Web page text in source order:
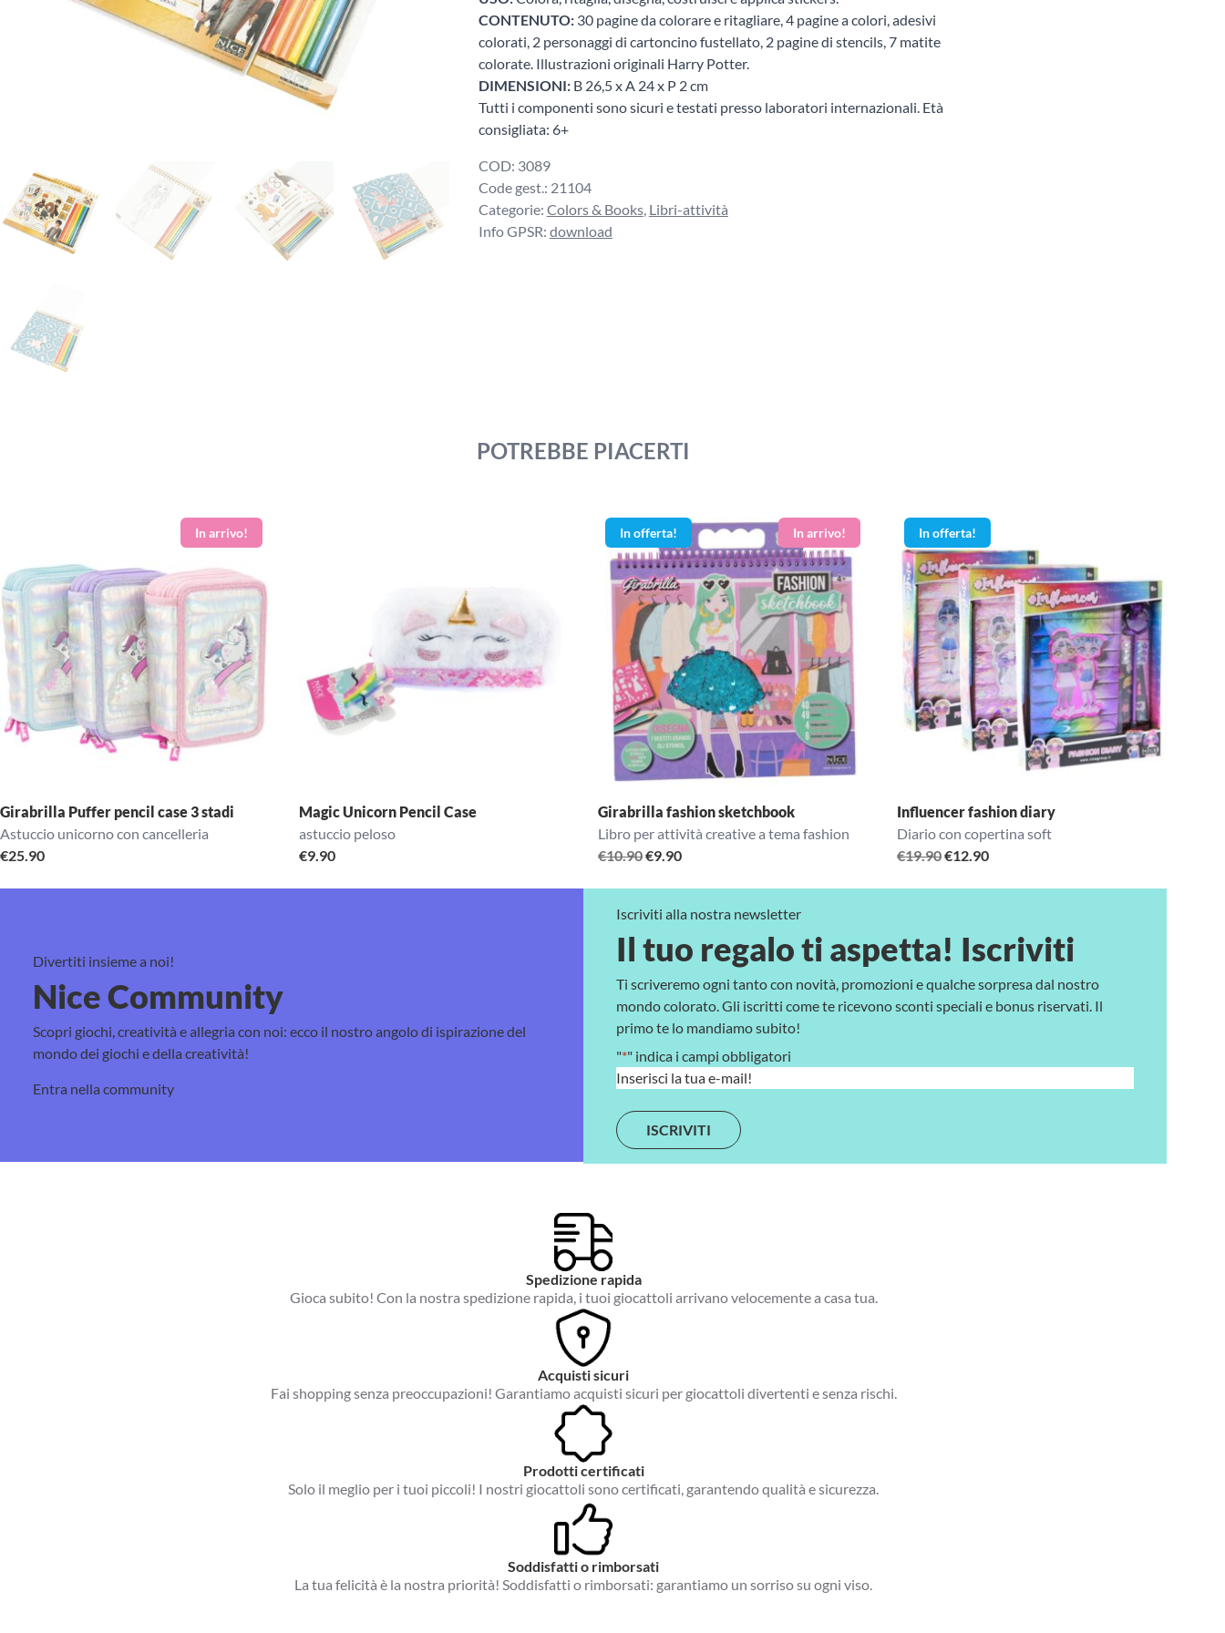
CONTENUTO:30 pagine da colorare e ritagliare, 4 pagine a colori, adesivi
colorati, 2 personaggi di cartoncino fustellato, 2 pagine di stencils, 7 matite
colorate. Illustrazioni originali Harry Potter.
DIMENSIONI:B 26,5 x A 24 x P 2 cm
Tutti i componenti sono sicuri e testati presso laboratori internazionali. Età
consigliata: 6+
COD: 3089
Code gest.: 21104
Categorie: Colors & Books, Libri-attività
Info GPSR: download
POTREBBE PIACERTI
Girabrilla Puffer pencil case 3 stadi
Astuccio unicorno con cancelleria
€25.90
Magic Unicorn Pencil Case
astuccio peloso
€9.90
In offerta!
Girabrilla fashion sketchbook
Libro per attività creative a tema fashion
€10.90Il
era:
€10.90.
€9.90Il
è:
€9.90.
In offerta!
Influencer fashion diary
Diario con copertina soft
€19.90Il
€19.90.
€12.90Il
€12.90.
Divertiti insieme a noi!
Nice Community
Scopri giochi, creatività e allegria con noi: ecco il nostro angolo di ispirazione del
mondo dei giochi e della creatività!
Entra nella community
Iscriviti alla nostra newsletter
Il tuo regalo ti aspetta! Iscriviti
Ti scriveremo ogni tanto con novità, promozioni e qualche sorpresa dal nostro
mondo colorato. Gli iscritti come te ricevono sconti speciali e bonus riservati. Il
primo te lo mandiamo subito!
"*" indica i campi obbligatori
E
a
i
l
Spedizione rapida
Gioca subito! Con la nostra spedizione rapida, i tuoi giocattoli arrivano velocemente a casa tua.
Acquisti sicuri
Fai shopping senza preoccupazioni! Garantiamo acquisti sicuri per giocattoli divertenti e senza rischi.
Prodotti certificati
Solo il meglio per i tuoi piccoli! I nostri giocattoli sono certificati, garantendo qualità e sicurezza.
Soddisfatti o rimborsati
La tua felicità è la nostra priorità! Soddisfatti o rimborsati: garantiamo un sorriso su ogni viso.